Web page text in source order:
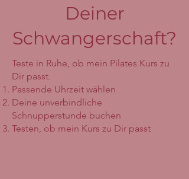
Deiner
Schwangerschaft?
Teste in Ruhe, ob mein Pilates Kurs zu
Dir passt.
Passende Uhrzeit wählen
Deine unverbindliche
Schnupperstunde buchen
Testen, ob mein Kurs zu Dir passt